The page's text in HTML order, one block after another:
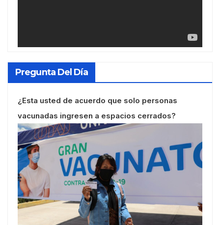
Pregunta Del Día
¿Esta usted de acuerdo que solo personas
vacunadas ingresen a espacios cerrados?